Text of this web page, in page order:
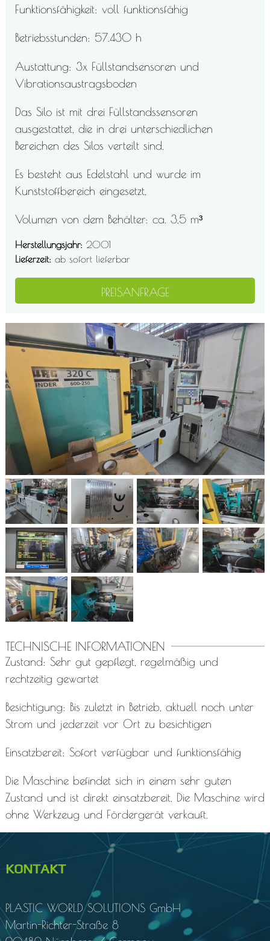
Funktionsfähigkeit: voll funktionsfähig
Betriebsstunden: 57.430 h
Austattung: 3x Füllstandsensoren und
Vibrationsaustragsboden
Das Silo ist mit drei Füllstandssensoren
ausgestattet, die in drei unterschiedlichen
Bereichen des Silos verteilt sind.
Es besteht aus Edelstahl und wurde im
Kunststoffbereich eingesetzt.
Volumen von dem Behälter: ca. 3,5 m³
Herstellungsjahr 2001
Lieferzeit ab sofort lieferbar
PREISANFRAGE
TECHNISCHE INFORMATIONEN
Zustand: Sehr gut gepflegt, regelmäßig und
rechtzeitig gewartet
Besichtigung: Bis zuletzt in Betrieb, aktuell noch unter
Strom und jederzeit vor Ort zu besichtigen
Einsatzbereit: Sofort verfügbar und funktionsfähig
Die Maschine befindet sich in einem sehr guten
Zustand und ist direkt einsatzbereit. Die Maschine wird
ohne Werkzeug und Fördergerät verkauft.
KONTAKT
PLASTIC WORLD SOLUTIONSGmbH
Martin-Richter-Straße 8